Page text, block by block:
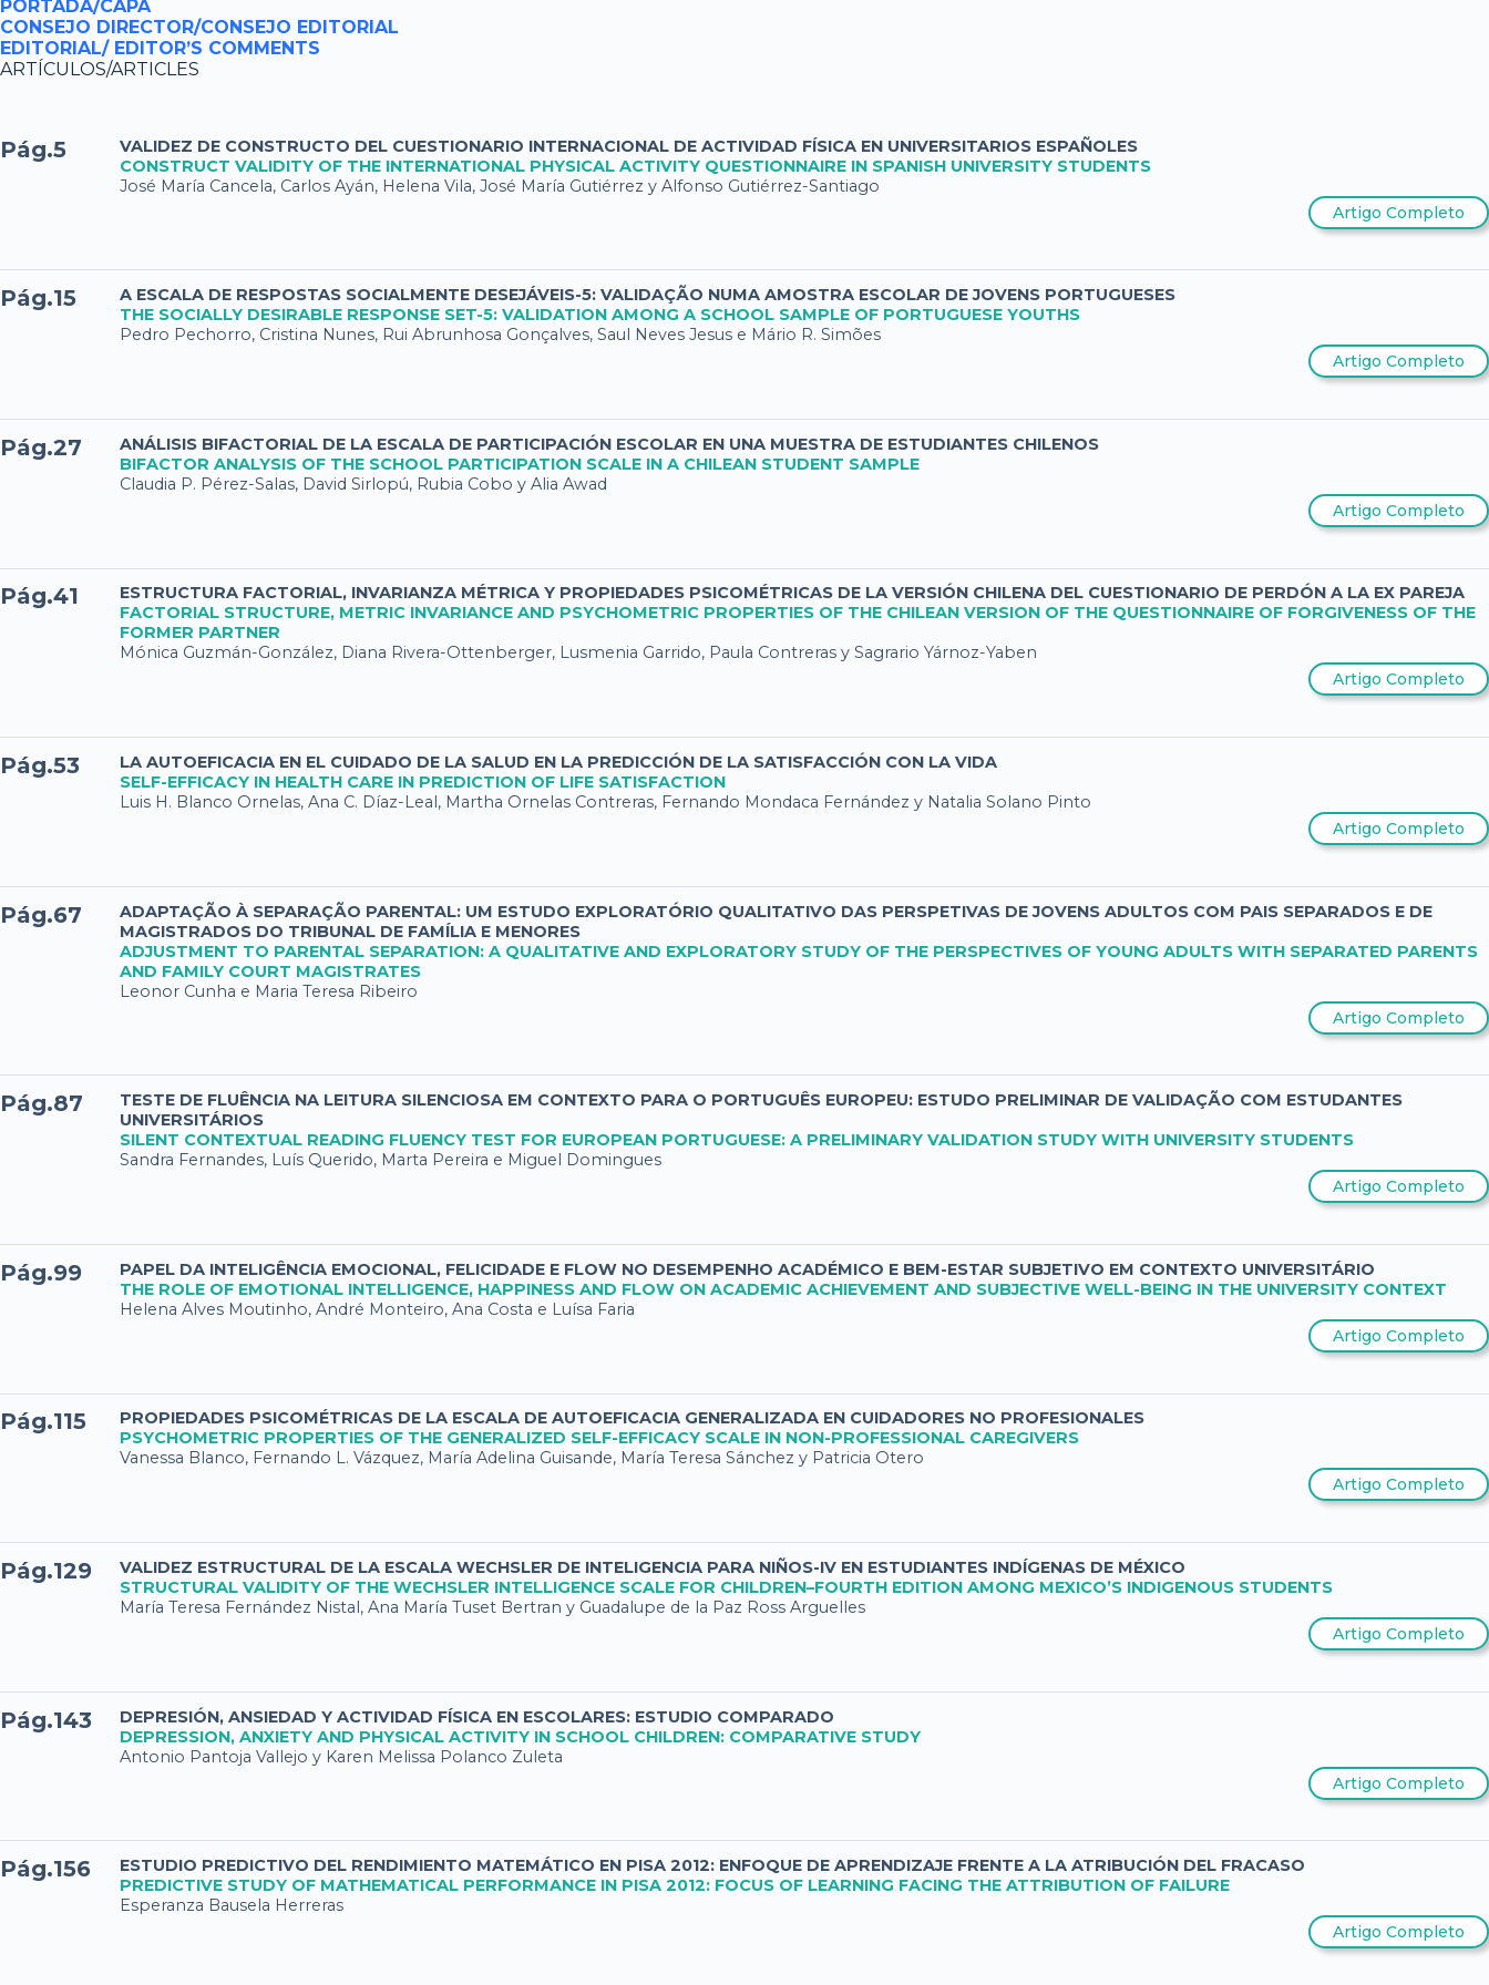
PORTADA/CAPA
CONSEJO DIRECTOR/CONSEJO EDITORIAL
EDITORIAL/ EDITOR’S COMMENTS
ARTÍCULOS/ARTICLES
Pág.5
VALIDEZ DE CONSTRUCTO DEL CUESTIONARIO INTERNACIONAL DE ACTIVIDAD FÍSICA EN UNIVERSITARIOS ESPAÑOLES
CONSTRUCT VALIDITY OF THE INTERNATIONAL PHYSICAL ACTIVITY QUESTIONNAIRE IN SPANISH UNIVERSITY STUDENTS
José María Cancela, Carlos Ayán, Helena Vila, José María Gutiérrez y Alfonso Gutiérrez-Santiago
Artigo Completo
Pág.15
A ESCALA DE RESPOSTAS SOCIALMENTE DESEJÁVEIS-5: VALIDAÇÃO NUMA AMOSTRA ESCOLAR DE JOVENS PORTUGUESES
THE SOCIALLY DESIRABLE RESPONSE SET-5: VALIDATION AMONG A SCHOOL SAMPLE OF PORTUGUESE YOUTHS
Pedro Pechorro, Cristina Nunes, Rui Abrunhosa Gonçalves, Saul Neves Jesus e Mário R. Simões
Artigo Completo
Pág.27
ANÁLISIS BIFACTORIAL DE LA ESCALA DE PARTICIPACIÓN ESCOLAR EN UNA MUESTRA DE ESTUDIANTES CHILENOS
BIFACTOR ANALYSIS OF THE SCHOOL PARTICIPATION SCALE IN A CHILEAN STUDENT SAMPLE
Claudia P. Pérez-Salas, David Sirlopú, Rubia Cobo y Alia Awad
Artigo Completo
Pág.41
ESTRUCTURA FACTORIAL, INVARIANZA MÉTRICA Y PROPIEDADES PSICOMÉTRICAS DE LA VERSIÓN CHILENA DEL CUESTIONARIO DE PERDÓN A LA EX PAREJA
FACTORIAL STRUCTURE, METRIC INVARIANCE AND PSYCHOMETRIC PROPERTIES OF THE CHILEAN VERSION OF THE QUESTIONNAIRE OF FORGIVENESS OF THE
FORMER PARTNER
Mónica Guzmán-González, Diana Rivera-Ottenberger, Lusmenia Garrido, Paula Contreras y Sagrario Yárnoz-Yaben
Artigo Completo
Pág.53
LA AUTOEFICACIA EN EL CUIDADO DE LA SALUD EN LA PREDICCIÓN DE LA SATISFACCIÓN CON LA VIDA
SELF-EFFICACY IN HEALTH CARE IN PREDICTION OF LIFE SATISFACTION
Luis H. Blanco Ornelas, Ana C. Díaz-Leal, Martha Ornelas Contreras, Fernando Mondaca Fernández y Natalia Solano Pinto
Artigo Completo
Pág.67
ADAPTAÇÃO À SEPARAÇÃO PARENTAL: UM ESTUDO EXPLORATÓRIO QUALITATIVO DAS PERSPETIVAS DE JOVENS ADULTOS COM PAIS SEPARADOS E DE
MAGISTRADOS DO TRIBUNAL DE FAMÍLIA E MENORES
ADJUSTMENT TO PARENTAL SEPARATION: A QUALITATIVE AND EXPLORATORY STUDY OF THE PERSPECTIVES OF YOUNG ADULTS WITH SEPARATED PARENTS
AND FAMILY COURT MAGISTRATES
Leonor Cunha e Maria Teresa Ribeiro
Artigo Completo
Pág.87
TESTE DE FLUÊNCIA NA LEITURA SILENCIOSA EM CONTEXTO PARA O PORTUGUÊS EUROPEU: ESTUDO PRELIMINAR DE VALIDAÇÃO COM ESTUDANTES
UNIVERSITÁRIOS
SILENT CONTEXTUAL READING FLUENCY TEST FOR EUROPEAN PORTUGUESE: A PRELIMINARY VALIDATION STUDY WITH UNIVERSITY STUDENTS
Sandra Fernandes, Luís Querido, Marta Pereira e Miguel Domingues
Artigo Completo
Pág.99
PAPEL DA INTELIGÊNCIA EMOCIONAL, FELICIDADE E FLOW NO DESEMPENHO ACADÉMICO E BEM-ESTAR SUBJETIVO EM CONTEXTO UNIVERSITÁRIO
THE ROLE OF EMOTIONAL INTELLIGENCE, HAPPINESS AND FLOW ON ACADEMIC ACHIEVEMENT AND SUBJECTIVE WELL-BEING IN THE UNIVERSITY CONTEXT
Helena Alves Moutinho, André Monteiro, Ana Costa e Luísa Faria
Artigo Completo
Pág.115
PROPIEDADES PSICOMÉTRICAS DE LA ESCALA DE AUTOEFICACIA GENERALIZADA EN CUIDADORES NO PROFESIONALES
PSYCHOMETRIC PROPERTIES OF THE GENERALIZED SELF-EFFICACY SCALE IN NON-PROFESSIONAL CAREGIVERS
Vanessa Blanco, Fernando L. Vázquez, María Adelina Guisande, María Teresa Sánchez y Patricia Otero
Artigo Completo
Pág.129
VALIDEZ ESTRUCTURAL DE LA ESCALA WECHSLER DE INTELIGENCIA PARA NIÑOS-IV EN ESTUDIANTES INDÍGENAS DE MÉXICO
STRUCTURAL VALIDITY OF THE WECHSLER INTELLIGENCE SCALE FOR CHILDREN–FOURTH EDITION AMONG MEXICO’S INDIGENOUS STUDENTS
María Teresa Fernández Nistal, Ana María Tuset Bertran y Guadalupe de la Paz Ross Arguelles
Artigo Completo
Pág.143
DEPRESIÓN, ANSIEDAD Y ACTIVIDAD FÍSICA EN ESCOLARES: ESTUDIO COMPARADO
DEPRESSION, ANXIETY AND PHYSICAL ACTIVITY IN SCHOOL CHILDREN: COMPARATIVE STUDY
Antonio Pantoja Vallejo y Karen Melissa Polanco Zuleta
Artigo Completo
Pág.156
ESTUDIO PREDICTIVO DEL RENDIMIENTO MATEMÁTICO EN PISA 2012: ENFOQUE DE APRENDIZAJE FRENTE A LA ATRIBUCIÓN DEL FRACASO
PREDICTIVE STUDY OF MATHEMATICAL PERFORMANCE IN PISA 2012: FOCUS OF LEARNING FACING THE ATTRIBUTION OF FAILURE
Esperanza Bausela Herreras
Artigo Completo